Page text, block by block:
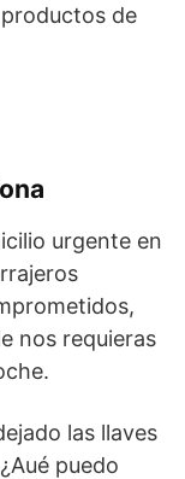
de
urgente en
nos requieras
las llaves
puedo